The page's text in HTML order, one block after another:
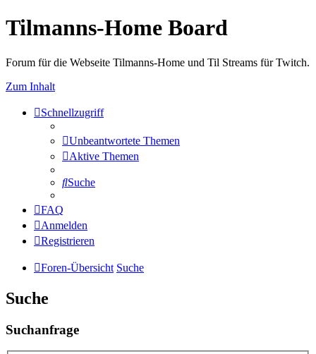
Tilmanns-Home Board
Forum für die Webseite Tilmanns-Home und Til Streams für Twitch.
Zum Inhalt
Schnellzugriff
Unbeantwortete Themen
Aktive Themen
Suche
FAQ
Anmelden
Registrieren
Foren-Übersicht Suche
Suche
Suchanfrage